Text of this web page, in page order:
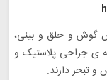
و حلق و بینی،
ی جراحی پلاستیک و
و تبحر دارند.